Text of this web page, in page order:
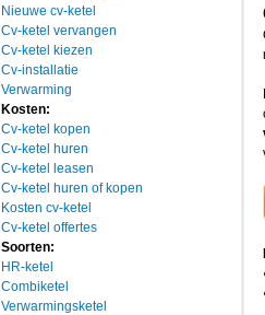
Nieuwe cv-ketel
Cv-ketel vervangen
Cv-ketel kiezen
Cv-installatie
Verwarming
Kosten:
Cv-ketel kopen
Cv-ketel huren
Cv-ketel leasen
Cv-ketel huren of kopen
Kosten cv-ketel
Cv-ketel offertes
Soorten:
HR-ketel
Combiketel
Verwarmingsketel